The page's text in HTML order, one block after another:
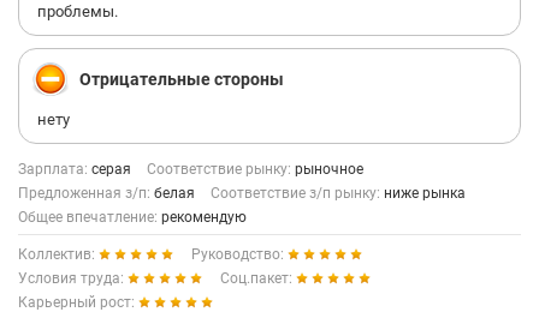
проблемы.
Отрицательные стороны
нету
Зарплата: серая Соответствие рынку: рыночное
Предложенная з/п: белая Соответствие з/п рынку: ниже рынка
Общее впечатление: рекомендую
Коллектив:
Руководство:
Условия труда:
Соц.пакет:
Карьерный рост: